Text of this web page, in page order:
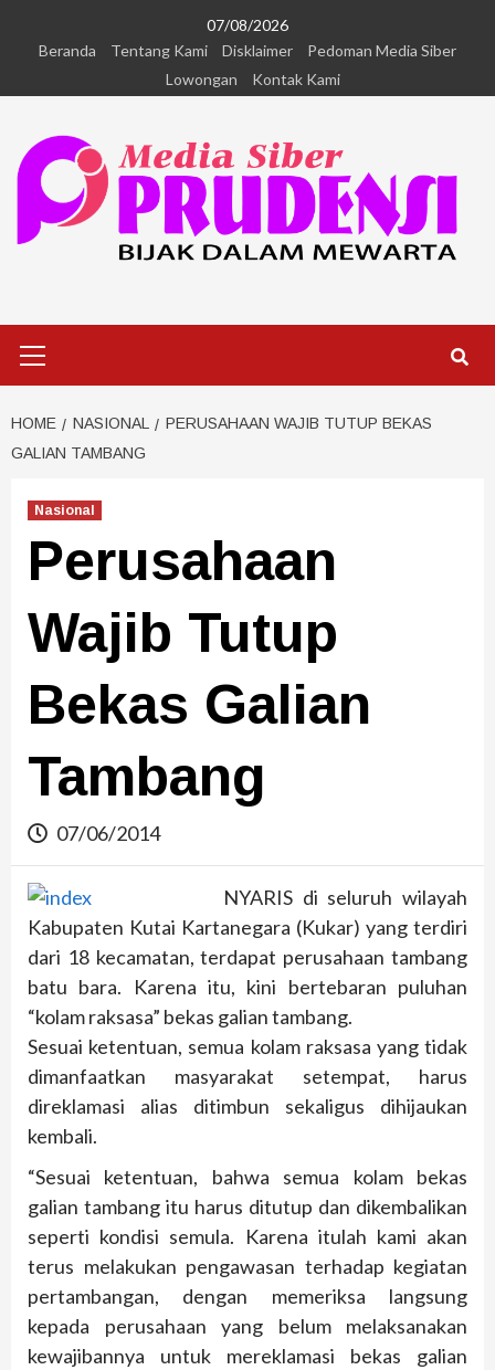
07/08/2026
Beranda
Tentang Kami Disklaimer
Pedoman Media Siber
Lowongan
Kontak Kami
HOME NASIONAL
PERUSAHAAN WAJIB TUTUP BEKAS
GALIAN TAMBANG
Nasional
Perusahaan
Wajib Tutup
Bekas Galian
Tambang
07/06/2014
NYARIS di seluruh wilayah
Kabupaten Kutai Kartanegara (Kukar) yang terdiri
dari 18 kecamatan, terdapat perusahaan tambang
batu bara. Karena itu, kini bertebaran puluhan
“kolam raksasa” bekas galian tambang.
Sesuai ketentuan, semua kolam raksasa yang tidak
dimanfaatkan masyarakat setempat, harus
direklamasi alias ditimbun sekaligus dihijaukan
kembali.
“Sesuai ketentuan, bahwa semua kolam bekas
galian tambang itu harus ditutup dan dikembalikan
seperti kondisi semula. Karena itulah kami akan
terus melakukan pengawasan terhadap kegiatan
pertambangan, dengan memeriksa langsung
kepada perusahaan yang belum melaksanakan
kewajibannya untuk mereklamasi bekas galian